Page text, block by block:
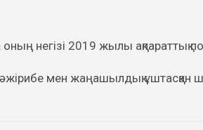
негізі 2019 жылы ақпараттық
мен жаңашылдық ұштасқан